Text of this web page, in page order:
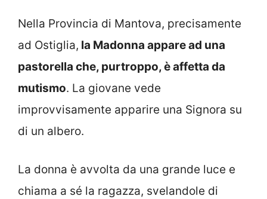
Nella Provincia di Mantova, precisamente
ad Ostiglia, la Madonna appare ad una
pastorella che, purtroppo, è affetta da
mutismo. La giovane vede
improvvisamente apparire una Signora su
di un albero.
La donna è avvolta da una grande luce e
chiama a sé la ragazza, svelandole di